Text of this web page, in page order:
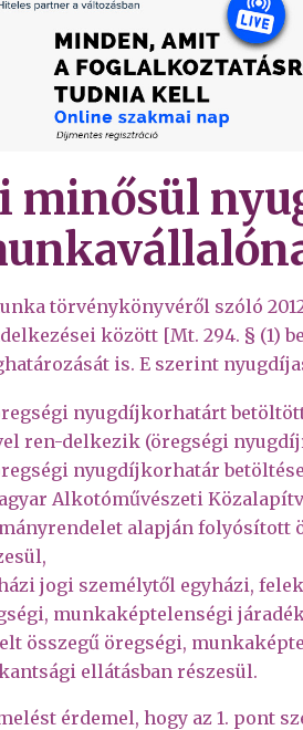
minősül
törvénykönyvéről szóló
között [Mt. 294. § (1)
is. E szerint
nyugdíjkorhatárt
ren-delkezik (öregségi
nyugdíjkorhatár
Alkotóművészeti
alapján folyósított
jogi személytől egyházi,
munkaképtelenségi
összegű öregségi,
ellátásban részesül.
érdemel, hogy az 1. pont